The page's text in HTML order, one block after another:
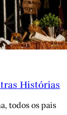
Histórias
todos os pais